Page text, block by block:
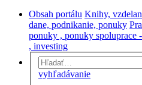
Obsah portálu Knihy,
dane, podnikanie, ponuky
ponuky , ponuky spoluprace
, investing
vyhľadávanie